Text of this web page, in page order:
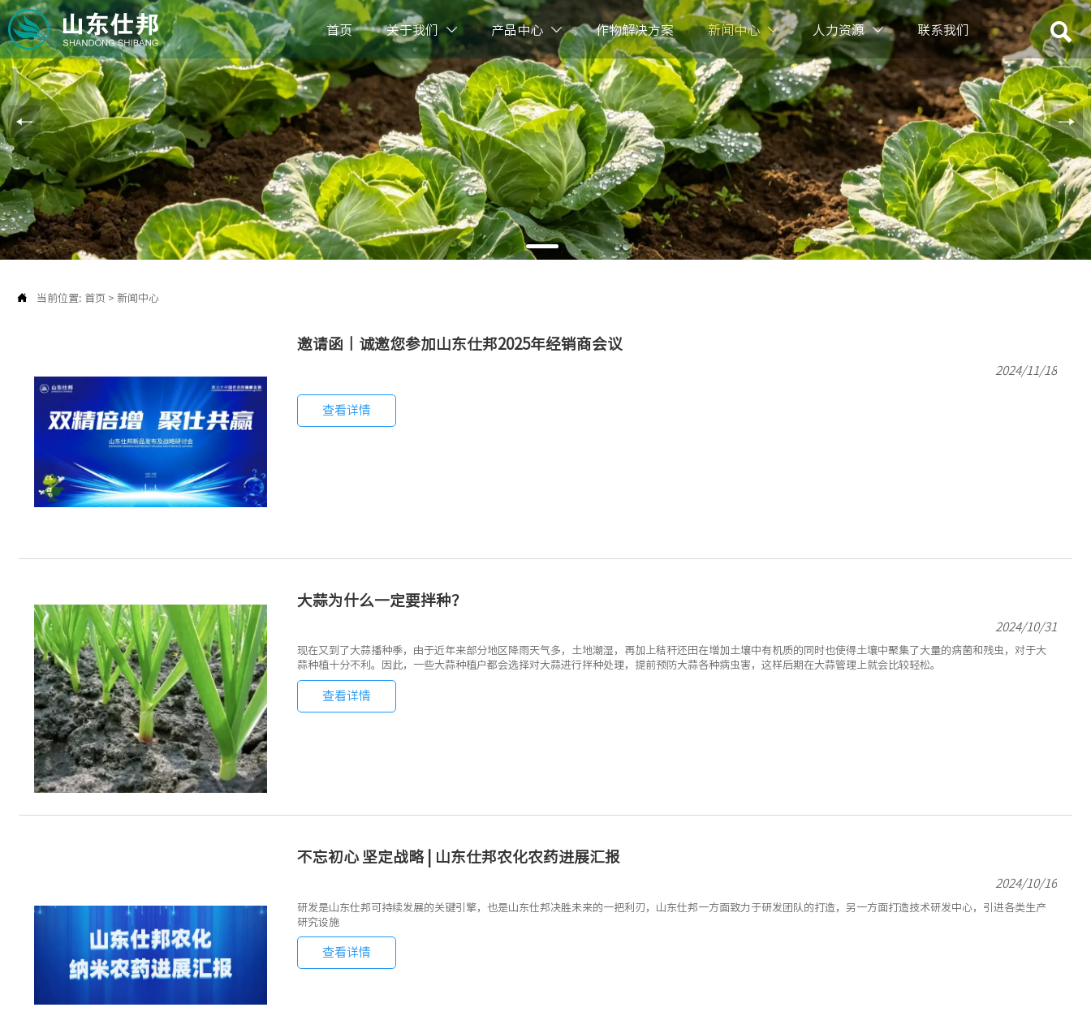
首页 关于我们  产品中心  作物解决方案 新闻中心  人力资源  联系我们 
 当前位置: 首页 > 新闻中心
邀请函丨诚邀您参加山东仕邦2025年经销商会议
2024/11/18
查看详情
大蒜为什么一定要拌种？
2024/10/31
现在又到了大蒜播种季，由于近年来部分地区降雨天气多，土地潮湿，再加上秸秆还田在增加土壤中有机质的同时也使得土壤中聚集了大量的病菌和残虫，对于大
蒜种植十分不利。因此，一些大蒜种植户都会选择对大蒜进行拌种处理，提前预防大蒜各种病虫害，这样后期在大蒜管理上就会比较轻松。
查看详情
不忘初心 坚定战略 | 山东仕邦农化农药进展汇报
2024/10/16
研发是山东仕邦可持续发展的关键引擎，也是山东仕邦决胜未来的一把利刃，山东仕邦一方面致力于研发团队的打造，另一方面打造技术研发中心，引进各类生产
研究设施
查看详情